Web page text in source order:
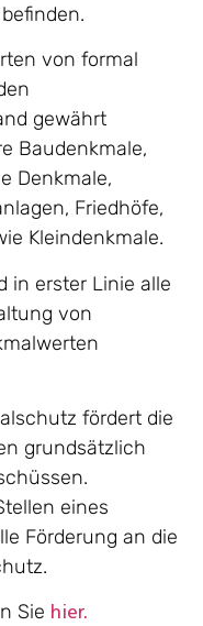
von formal
gewährt
Baudenkmale,
Denkmale,
Friedhöfe,
Kleindenkmale.
in erster Linie alle
von
fördert die
grundsätzlich
eines
Förderung an die
Sie hier.